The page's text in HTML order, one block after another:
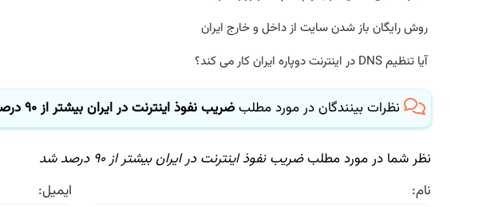
روش رایگان باز شدن سایت از داخل و خارج ایران
آیا تنظیم DNS در اینترنت دوپاره ایران کار می کند؟
نظرات بینندگان در مورد مطلبضریب نفوذ اینترنت در ایران بیشتر از ۹۰ درصد شد
نظر شما در مورد مطلبضریب نفوذ اینترنت در ایران بیشتر از ۹۰ درصد شد
نام:
ایمیل: